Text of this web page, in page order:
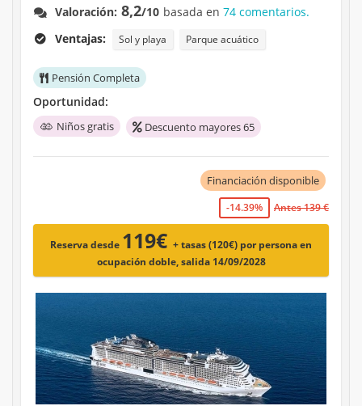
Valoración: 8,2/10 basada en74 comentarios.
Ventajas:
Sol y playa Parque acuático
Pensión Completa
Oportunidad:
Niños gratis Descuento mayores 65
Financiación disponible
-14.39% Antes 139 €
Reserva desde 119€ + tasas (120€) por persona en
ocupación doble, salida 14/09/2028